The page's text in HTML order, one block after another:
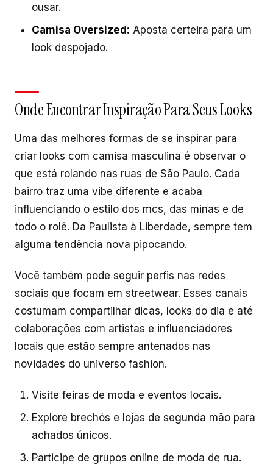
ousar.
Camisa Oversized: Aposta certeira para um
look despojado.
Onde Encontrar Inspiração Para Seus Looks
Uma das melhores formas de se inspirar para
criar looks com camisa masculina é observar o
que está rolando nas ruas de São Paulo. Cada
bairro traz uma vibe diferente e acaba
influenciando o estilo dos mcs, das minas e de
todo o rolê. Da Paulista à Liberdade, sempre tem
alguma tendência nova pipocando.
Você também pode seguir perfis nas redes
sociais que focam em streetwear. Esses canais
costumam compartilhar dicas, looks do dia e até
colaborações com artistas e influenciadores
locais que estão sempre antenados nas
novidades do universo fashion.
Visite feiras de moda e eventos locais.
Explore brechós e lojas de segunda mão para
achados únicos.
Participe de grupos online de moda de rua.